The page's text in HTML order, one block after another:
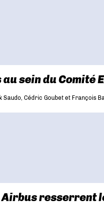
sein du Comité
Saudo, Cédric Goubet et François
resserrent